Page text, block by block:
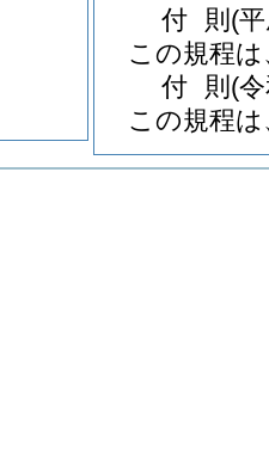
付 則 (
この規程
付 則 (
この規程